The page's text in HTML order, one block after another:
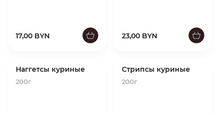
17,00 BYN 23,00 BYN
Наггетсы куриные
200г
Стрипсы куриные
200г